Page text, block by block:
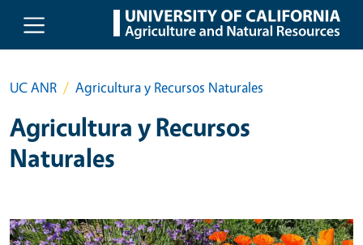
Skip to main content
UC ANR Agricultura y Recursos Naturales
Agricultura y Recursos
Naturales